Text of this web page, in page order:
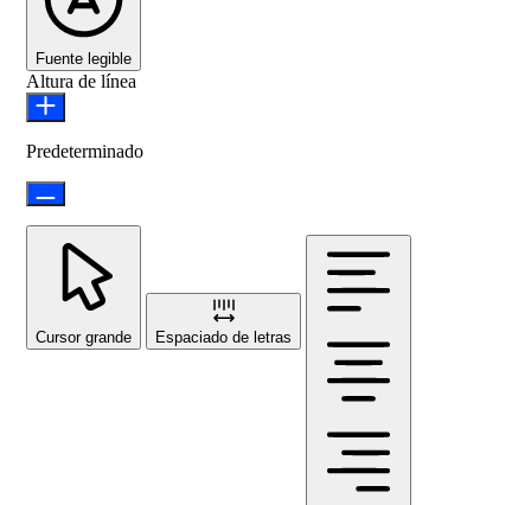
Fuente legible
Altura de línea
Predeterminado
Cursor grande Espaciado de letras